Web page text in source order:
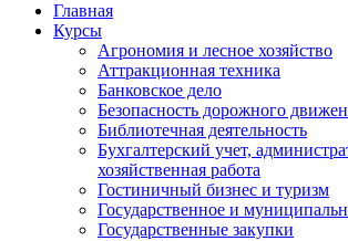
Главная
Курсы
Агрономия и лесное хозяйство
Аттракционная техника
Банковское дело
Безопасность дорожного
Библиотечная деятельность
Бухгалтерский учет,
хозяйственная работа
Гостиничный бизнес и туризм
Государственное и
Государственные закупки